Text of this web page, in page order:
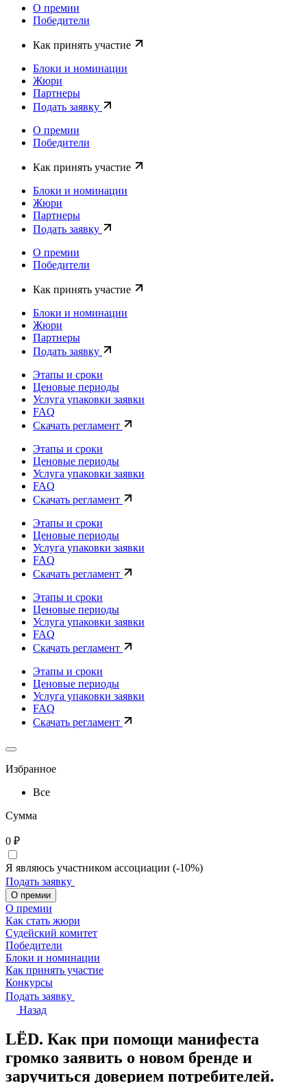
О премии
Победители
Как принять участие
Блоки и номинации
Жюри
Партнеры
Подать заявку
О премии
Победители
Как принять участие
Блоки и номинации
Жюри
Партнеры
Подать заявку
О премии
Победители
Как принять участие
Блоки и номинации
Жюри
Партнеры
Подать заявку
Этапы и сроки
Ценовые периоды
Услуга упаковки заявки
FAQ
Скачать регламент
Этапы и сроки
Ценовые периоды
Услуга упаковки заявки
FAQ
Скачать регламент
Этапы и сроки
Ценовые периоды
Услуга упаковки заявки
FAQ
Скачать регламент
Этапы и сроки
Ценовые периоды
Услуга упаковки заявки
FAQ
Скачать регламент
Этапы и сроки
Ценовые периоды
Услуга упаковки заявки
FAQ
Скачать регламент
Избранное
Все
Сумма
0 ₽
Я являюсь участником ассоциации (-10%)
Подать заявку
О премии
О премии
Как стать жюри
Судейский комитет
Победители
Блоки и номинации
Как принять участие
Конкурсы
Подать заявку
Назад
LЁD. Как при помощи манифеста
громко заявить о новом бренде и
заручиться доверием потребителей.